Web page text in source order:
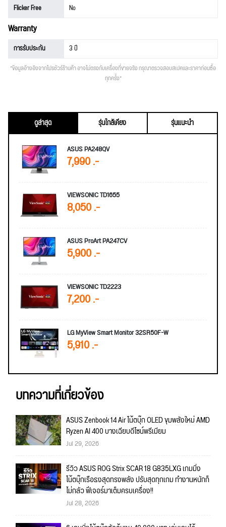
Flicker Free
No
Warranty
การรับประกัน 3 ปี
*ข้อมูลอ้างอิงจากโปรชัวร์ร้านค้า อาจไม่ตรงกับเครื่องที่ขายจริง กรุณาตรวจสอบสเปคและราคาก่อนซื้อ
ทุกครั้ง*
ดูล่าสุด รุ่นใกล้เคียง
รุ่นแนะนำ
ASUS PA248QV
7,990 .-
VIEWSONIC TD1655
8,050 .-
ASUS ProArt PA247CV
5,900 .-
VIEWSONIC TD2223
7,200 .-
LG MyView Smart Monitor 32SR50F-W
5,910 .-
บทความที่เกี่ยวข้อง
ASUS Zenbook 14 Air โน้ตบุ๊ก OLED ขุมพลังใหม่ AMD
Ryzen AI 400 บางเฉียบดีไซน์พรีเมียม
Jul 29, 2026
รีวิว ASUS ROG Strix SCAR 18 G835LXG เกมมิ่ง
โน้ตบุ๊กเรือธงสุดทรงพลัง ปรับสุดทุกเกม ทำงานหนักก็
ไม่กลัว ฟีเจอร์มาเต็มครบเครื่อง!!
Jul 28, 2026